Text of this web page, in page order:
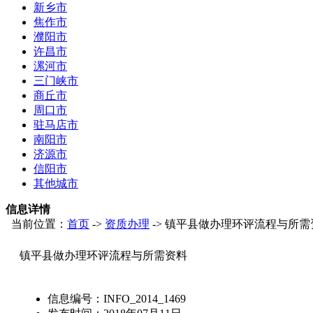
新乡市
焦作市
濮阳市
许昌市
漯河市
三门峡市
商丘市
周口市
驻马店市
南阳市
济源市
信阳市
其他城市
信息详情
当前位置： 首页 -> 资质办理 -> 镇平县做办理环评流程与所需
镇平县做办理环评流程与所需资料
信息编号： INFO_2014_1469